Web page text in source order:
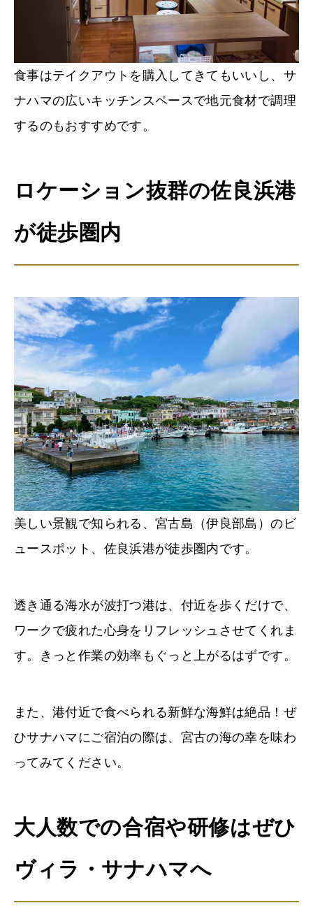
食事はテイクアウトを購入してきてもいいし、サ
ナハマの広いキッチンスペースで地元食材で調理
するのもおすすめです。
ロケーション抜群の佐良浜港
が徒歩圏内
美しい景観で知られる、宮古島（伊良部島）のビ
ュースポット、佐良浜港が徒歩圏内です。
透き通る海水が波打つ港は、付近を歩くだけで、
ワークで疲れた心身をリフレッシュさせてくれま
す。きっと作業の効率もぐっと上がるはずです。
また、港付近で食べられる新鮮な海鮮は絶品！ぜ
ひサナハマにご宿泊の際は、宮古の海の幸を味わ
ってみてください。
大人数での合宿や研修はぜひ
ヴィラ・サナハマへ